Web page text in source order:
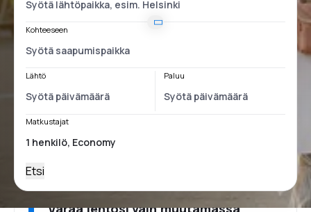
Kohteeseen
Lähtö Paluu
Matkustajat
Etsi
Varaa lentosi vain muutamassa